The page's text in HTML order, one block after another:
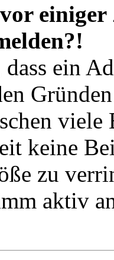
dass ein
viele
keine
zu
aktiv